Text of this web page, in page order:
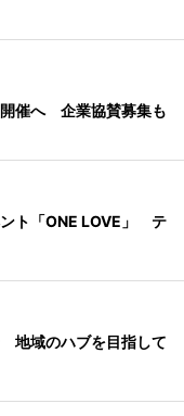
開催へ 企業協賛募集も
ト「ONE LOVE」 テ
地域のハブを目指して